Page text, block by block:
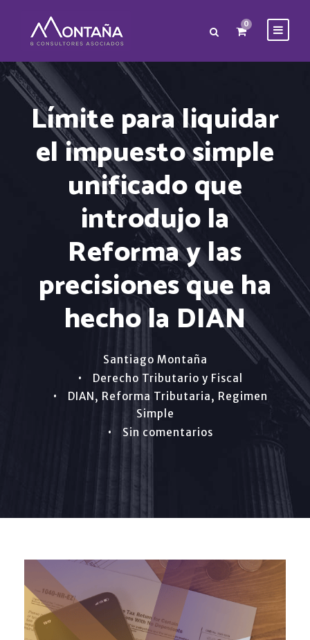
0
Límite para liquidar
el impuesto simple
unificado que
introdujo la
Reforma y las
precisiones que ha
hecho la DIAN
Santiago Montaña
•
Derecho Tributario y Fiscal
•
DIAN, Reforma Tributaria, Regimen
Simple
•
Sin comentarios